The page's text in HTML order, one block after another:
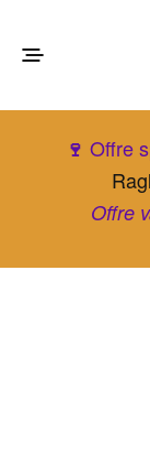
🍷 Offre
Offre